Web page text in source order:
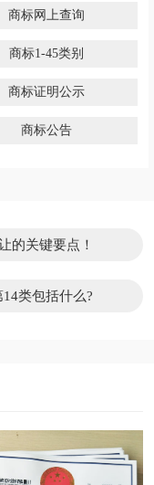
商标网上查询
商标1-45类别
商标证明公示
商标公告
的关键要点！
类包括什么?